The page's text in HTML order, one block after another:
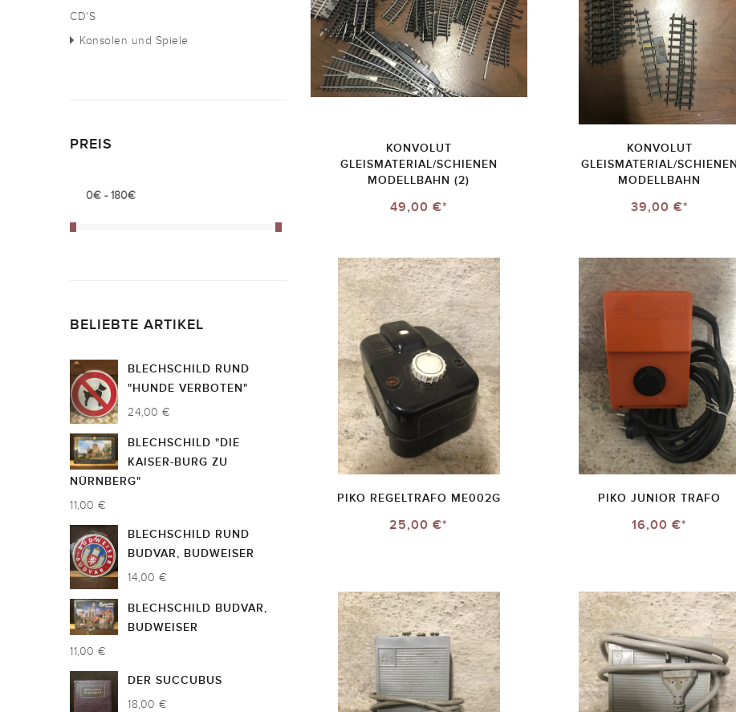
CD'S
Konsolen und Spiele
PREIS
BELIEBTE ARTIKEL
BLECHSCHILD RUND
"HUNDE VERBOTEN"
24,00 €
BLECHSCHILD "DIE
KAISER-BURG ZU
NÜRNBERG"
11,00 €
BLECHSCHILD RUND
BUDVAR, BUDWEISER
14,00 €
BLECHSCHILD BUDVAR,
BUDWEISER
11,00 €
DER SUCCUBUS
18,00 €
KONVOLUT
GLEISMATERIAL/SCHIENEN
MODELLBAHN (2)
49,00 €*
KONVOLUT
GLEISMATERIAL/SCHIENEN
MODELLBAHN
39,00 €*
PIKO REGELTRAFO ME002G
25,00 €*
PIKO JUNIOR TRAFO
16,00 €*